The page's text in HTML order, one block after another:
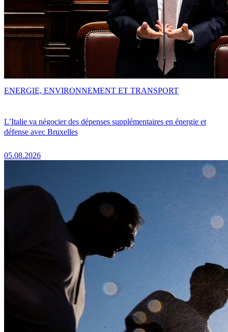
L’Italie va négocier des dépenses supplémentaires en énergie et
défense avec Bruxelles
05.08.2026
ENERGIE, ENVIRONNEMENT ET TRANSPORT